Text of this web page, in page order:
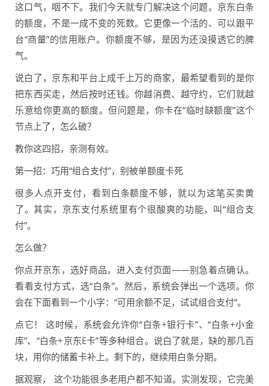
这口气，咽不下。我们今天就专门解决这个问题。京东白条
的额度，不是一成不变的死数。它更像一个活的、可以跟平
台“商量”的信用账户。你额度不够，是因为还没摸透它的脾
气。
说白了，京东和平台上成千上万的商家，最希望看到的是你
把东西买走，然后按时还钱。你越消费、越守约，它们就越
乐意给你更高的额度。但问题是，你卡在“临时缺额度”这个
节点上了，怎么破？
教你这四招，亲测有效。
第一招：巧用“组合支付”，别被单额度卡死
很多人点开支付，看到白条额度不够，就以为这笔买卖黄
了。其实，京东支付系统里有个很酸爽的功能，叫“组合支
付”。
怎么做？
你点开京东，选好商品，进入支付页面——别急着点确认。
看看支付方式，选“白条”。然后，系统会弹出一个选项。你
会在下面看到一个小字：“可用余额不足，试试组合支付”。
点它！ 这时候，系统会允许你“白条+银行卡”、“白条+小金
库”、“白条+京东E卡”等多种组合。说白了就是，缺的那几百
块，用你的储蓄卡补上。剩下的，继续用白条分期。
据观察， 这个功能很多老用户都不知道。实测发现，它完美